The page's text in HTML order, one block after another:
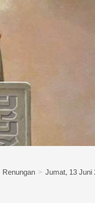
Renungan > Jumat, 13 Juni